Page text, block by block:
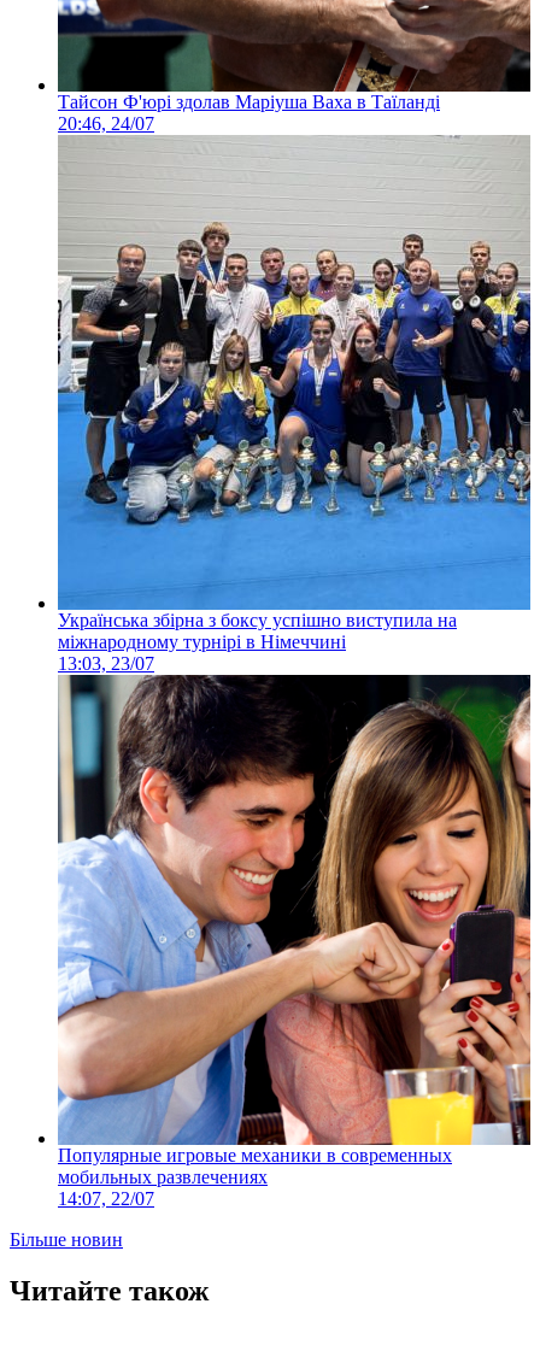
Тайсон Ф'юрі здолав Маріуша Ваха в Таїланді
20:46, 24/07
Українська збірна з боксу успішно виступила на
міжнародному турнірі в Німеччині
13:03, 23/07
Популярные игровые механики в современных
мобильных развлечениях
14:07, 22/07
Більше новин
Читайте також